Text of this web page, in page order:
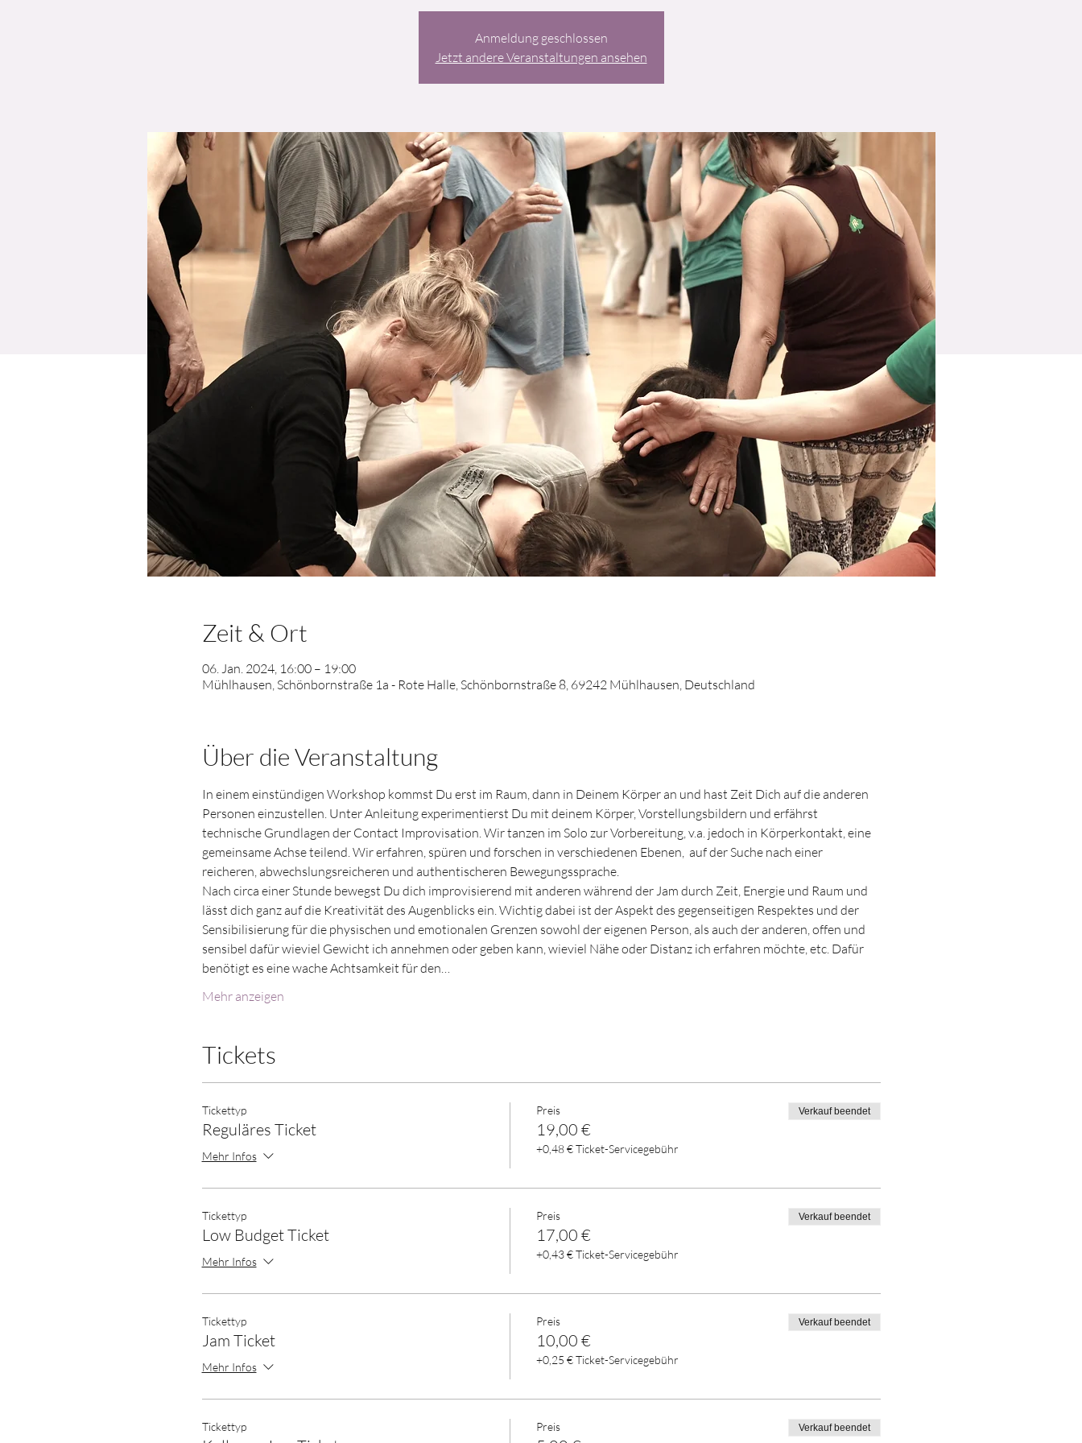
Anmeldung geschlossen
Jetzt andere Veranstaltungen ansehen
Zeit & Ort
06. Jan. 2024, 16:00 – 19:00
Mühlhausen, Schönbornstraße 1a - Rote Halle, Schönbornstraße 8, 69242 Mühlhausen, Deutschland
Über die Veranstaltung
In einem einstündigen Workshop kommst Du erst im Raum, dann in Deinem Körper an und hast Zeit Dich auf die anderen
Personen einzustellen. Unter Anleitung experimentierst Du mit deinem Körper, Vorstellungsbildern und erfährst
technische Grundlagen der Contact Improvisation. Wir tanzen im Solo zur Vorbereitung, v.a. jedoch in Körperkontakt, eine
gemeinsame Achse teilend. Wir erfahren, spüren und forschen in verschiedenen Ebenen,  auf der Suche nach einer
reicheren, abwechslungsreicheren und authentischeren Bewegungssprache.
Nach circa einer Stunde bewegst Du dich improvisierend mit anderen während der Jam durch Zeit, Energie und Raum und
lässt dich ganz auf die Kreativität des Augenblicks ein. Wichtig dabei ist der Aspekt des gegenseitigen Respektes und der
Sensibilisierung für die physischen und emotionalen Grenzen sowohl der eigenen Person, als auch der anderen, offen und
sensibel dafür wieviel Gewicht ich annehmen oder geben kann, wieviel Nähe oder Distanz ich erfahren möchte, etc. Dafür
benötigt es eine wache Achtsamkeit für den…
Mehr anzeigen
Tickets
Tickettyp
Reguläres Ticket
Mehr Infos
Preis
19,00 €
+0,48 € Ticket-Servicegebühr
Verkauf beendet
Tickettyp
Low Budget Ticket
Mehr Infos
Preis
17,00 €
+0,43 € Ticket-Servicegebühr
Verkauf beendet
Tickettyp
Jam Ticket
Mehr Infos
Preis
10,00 €
+0,25 € Ticket-Servicegebühr
Verkauf beendet
Tickettyp Preis Verkauf beendet